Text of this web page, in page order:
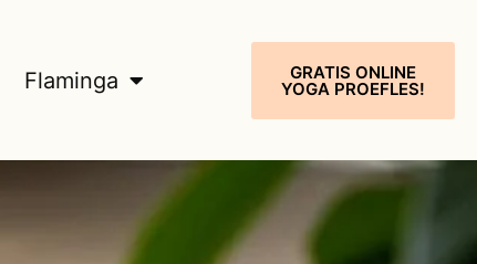
Flaminga GRATIS ONLINE
YOGA PROEFLES!